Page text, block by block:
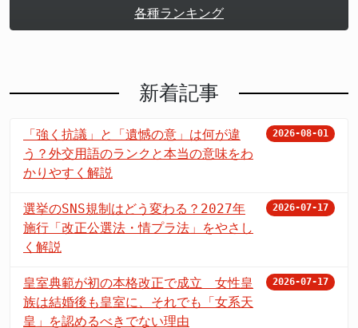
各種ランキング
新着記事
「強く抗議」と「遺憾の意」は何が違
う？外交用語のランクと本当の意味をわ
かりやすく解説
2026-08-01
選挙のSNS規制はどう変わる？2027年
施行「改正公選法・情プラ法」をやさし
く解説
2026-07-17
皇室典範が初の本格改正で成立 女性皇
族は結婚後も皇室に、それでも「女系天
皇」を認めるべきでない理由
2026-07-17